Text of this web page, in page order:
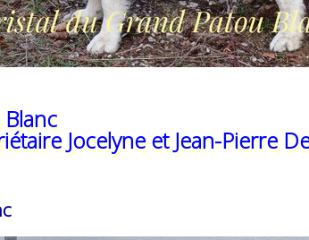
Blanc
Jocelyne et Jean-Pierre